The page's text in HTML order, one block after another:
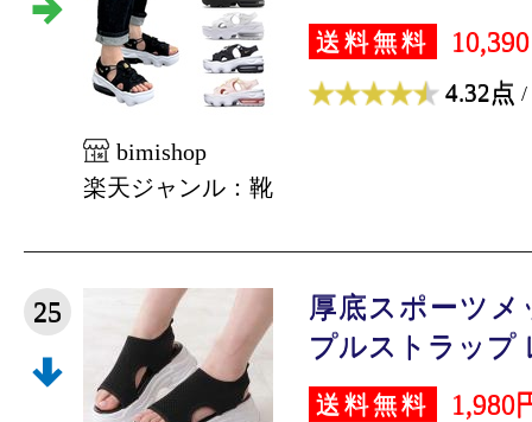
送料無料
4.32点 /
bimishop
楽天ジャンル：靴
25
厚底スポーツ
プルストラップ
送料無料 1,980